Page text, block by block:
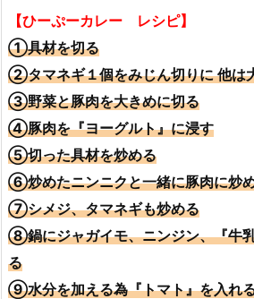
【ひーぷーカレー レシピ】
①具材を切る
②タマネギ１個をみじん切りに 他は
③野菜と豚肉を大きめに切る
④豚肉を『ヨーグルト』に浸す
⑤切った具材を炒める
⑥炒めたニンニクと一緒に豚肉に炒
⑦シメジ、タマネギも炒める
⑧鍋にジャガイモ、ニンジン、『牛
る
⑨水分を加える為『トマト』を入れ